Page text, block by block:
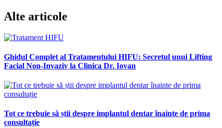
Alte articole
Ghidul Complet al Tratamentului HIFU: Secretul unui Lifting
Facial Non-Invaziv la Clinica Dr. Iovan
Tot ce trebuie să știi despre implantul dentar înainte de prima
consultație